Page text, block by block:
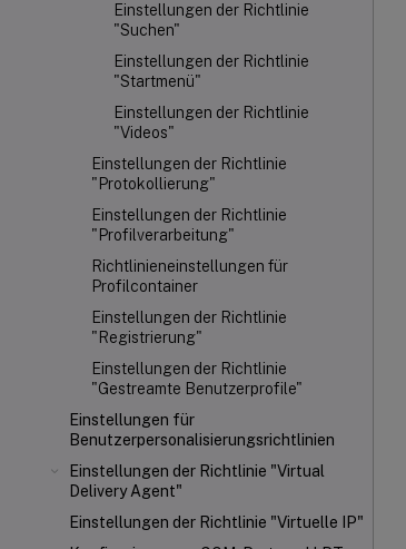
Einstellungen der Richtlinie
"Suchen"
Einstellungen der Richtlinie
"Startmenü"
Einstellungen der Richtlinie
"Videos"
Einstellungen der Richtlinie
"Protokollierung"
Einstellungen der Richtlinie
"Profilverarbeitung"
Richtlinieneinstellungen für
Profilcontainer
Einstellungen der Richtlinie
"Registrierung"
Einstellungen der Richtlinie
"Gestreamte Benutzerprofile"
Einstellungen für
Benutzerpersonalisierungsrichtlinien
Einstellungen der Richtlinie "Virtual
Delivery Agent"
Einstellungen der Richtlinie "Virtuelle IP"